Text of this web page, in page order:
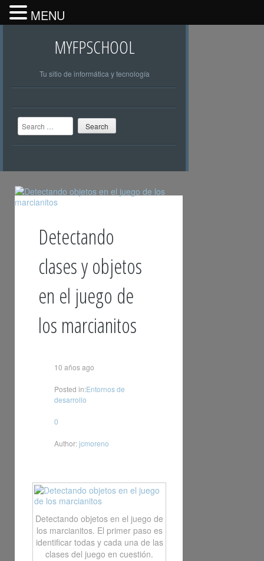
MYFPSCHOOL
Tu sitio de informática y tecnología
Search
Detectando
clases y objetos
en el juego de
los marcianitos
10 años ago
Posted in:Entornos de
desarrollo
0
Author:jcmoreno
Detectando objetos en el juego de
los marcianitos. El primer paso es
identificar todas y cada una de las
clases del juego en cuestión.
MENU